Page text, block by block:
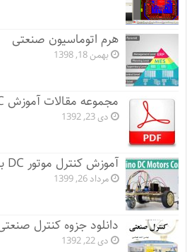
هرم اتوماسیون صنعتی
بهمن 18, 1398
مجموعه مقالات آموزش PLC
دی 23, 1392
آموزش کنترل موتور DC با آردوینو
مرداد 26, 1399
دانلود جزوه کنترل
دی 22, 1392